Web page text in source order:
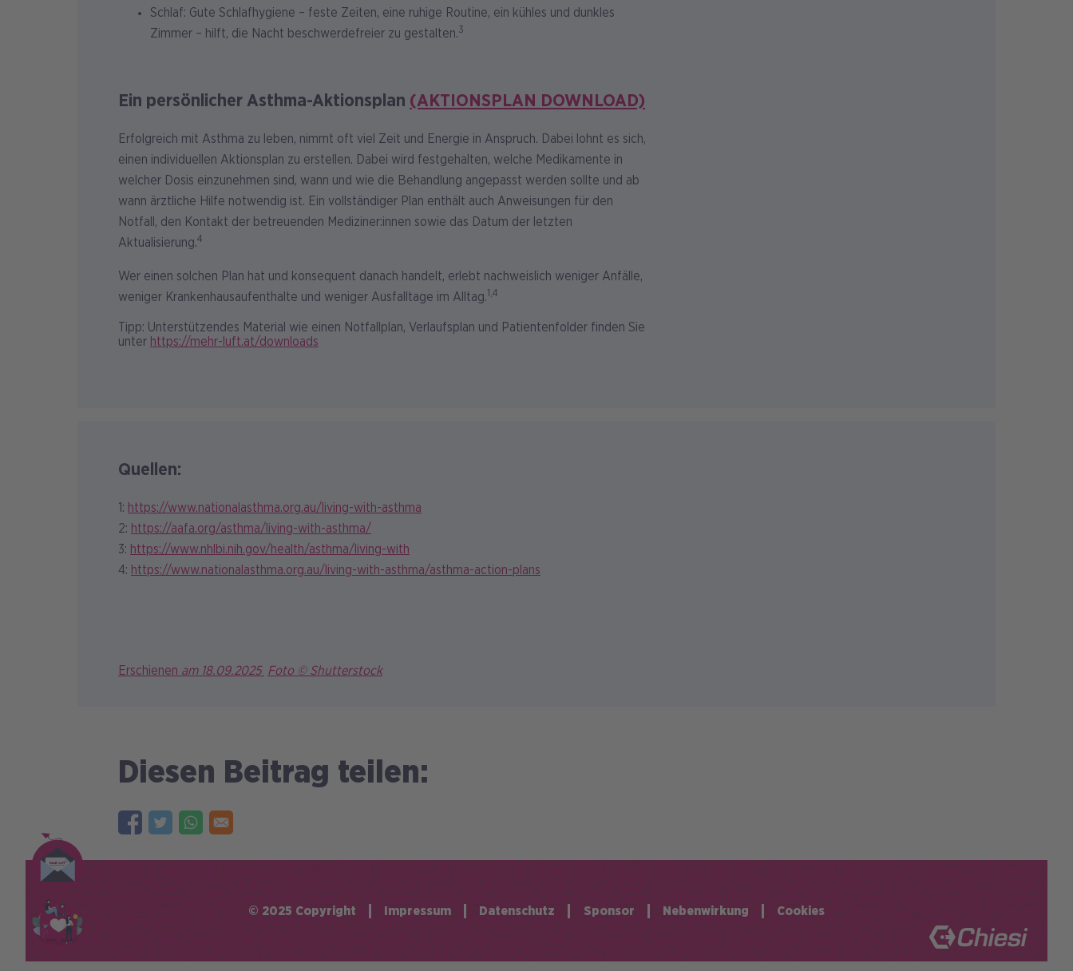
Schlaf: Gute Schlafhygiene – feste Zeiten, eine ruhige Routine, ein kühles und dunkles
Zimmer – hilft, die Nacht beschwerdefreier zu gestalten.3
Ein persönlicher Asthma-Aktionsplan (AKTIONSPLAN DOWNLOAD)
Erfolgreich mit Asthma zu leben, nimmt oft viel Zeit und Energie in Anspruch. Dabei lohnt es sich,
einen individuellen Aktionsplan zu erstellen. Dabei wird festgehalten, welche Medikamente in
welcher Dosis einzunehmen sind, wann und wie die Behandlung angepasst werden sollte und ab
wann ärztliche Hilfe notwendig ist. Ein vollständiger Plan enthält auch Anweisungen für den
Notfall, den Kontakt der betreuenden Mediziner:innen sowie das Datum der letzten
Aktualisierung.4
Wer einen solchen Plan hat und konsequent danach handelt, erlebt nachweislich weniger Anfälle,
weniger Krankenhausaufenthalte und weniger Ausfalltage im Alltag.1,4
Tipp: Unterstützendes Material wie einen Notfallplan, Verlaufsplan und Patientenfolder finden Sie
unter https://mehr-luft.at/downloads
Quellen:
1: https://www.nationalasthma.org.au/living-with-asthma
2: https://aafa.org/asthma/living-with-asthma/
3: https://www.nhlbi.nih.gov/health/asthma/living-with
4: https://www.nationalasthma.org.au/living-with-asthma/asthma-action-plans
Erschienen am 18.09.2025 Foto © Shutterstock
Diesen Beitrag teilen:
© 2025 Copyright Impressum Datenschutz Sponsor Nebenwirkung Cookies